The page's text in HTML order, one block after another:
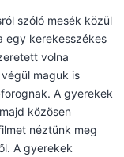
szóló mesék közül
egy kerekesszékes
volna
maguk is
A gyerekek
közösen
néztünk meg
A gyerekek